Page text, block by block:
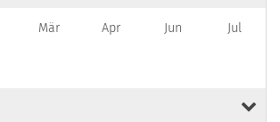
Mär Apr Jun Jul